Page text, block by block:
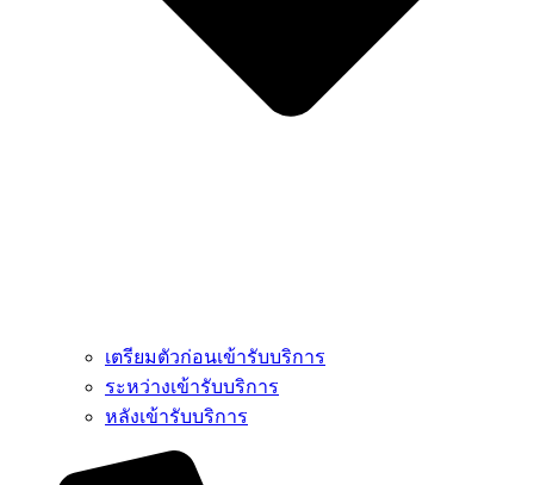
เตรียมตัวก่อนเข้ารับบริการ
ระหว่างเข้ารับบริการ
หลังเข้ารับบริการ